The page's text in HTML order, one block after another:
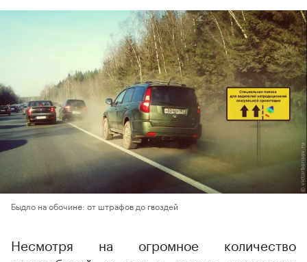
Быдло на обочине: от штрафов до гвоздей
Несмотря на огромное количество